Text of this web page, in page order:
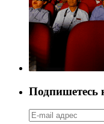
Подпишетесь